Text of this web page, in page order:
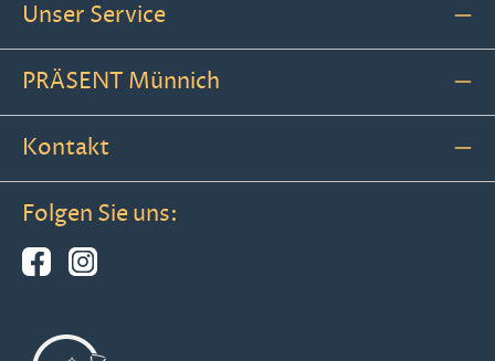
Unser Service
PRÄSENT Münnich
Kontakt
Folgen Sie uns: